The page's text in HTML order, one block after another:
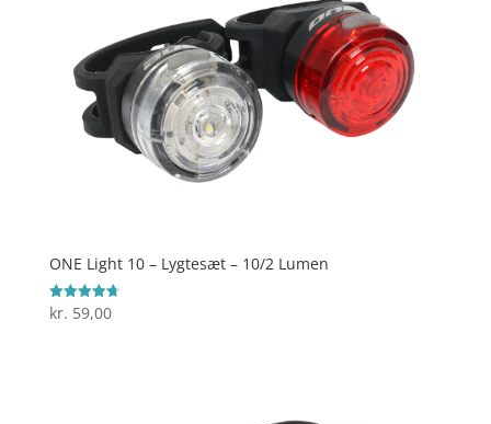
ONE Light 10 – Lygtesæt – 10/2 Lumen
Vurderet
4.7
kr. 59,00